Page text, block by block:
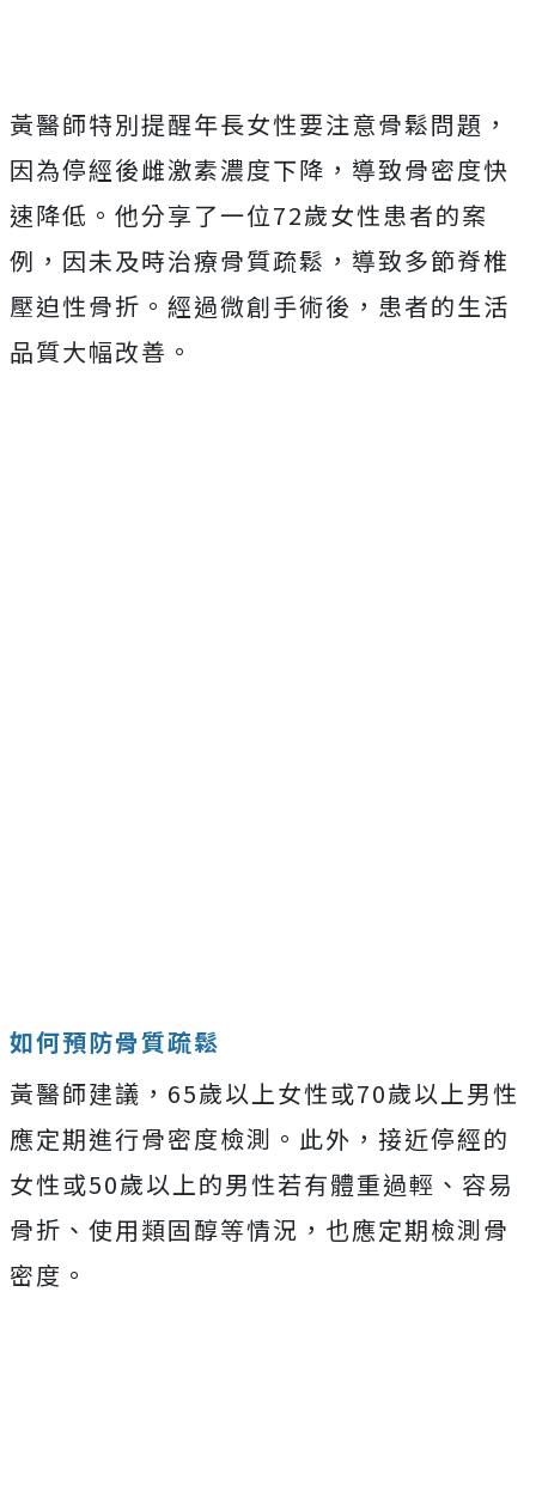
黃醫師特別提醒年長女性要注意骨鬆問題，
因為停經後雌激素濃度下降，導致骨密度快
速降低。他分享了一位72歲女性患者的案
例，因未及時治療骨質疏鬆，導致多節脊椎
壓迫性骨折。經過微創手術後，患者的生活
品質大幅改善。
如何預防骨質疏鬆
黃醫師建議，65歲以上女性或70歲以上男性
應定期進行骨密度檢測。此外，接近停經的
女性或50歲以上的男性若有體重過輕、容易
骨折、使用類固醇等情況，也應定期檢測骨
密度。